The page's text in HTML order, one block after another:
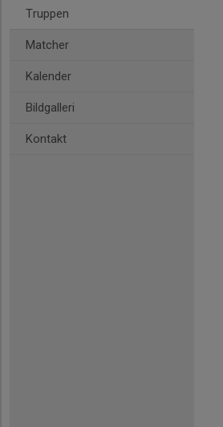
Truppen
Matcher
Kalender
Bildgalleri
Kontakt